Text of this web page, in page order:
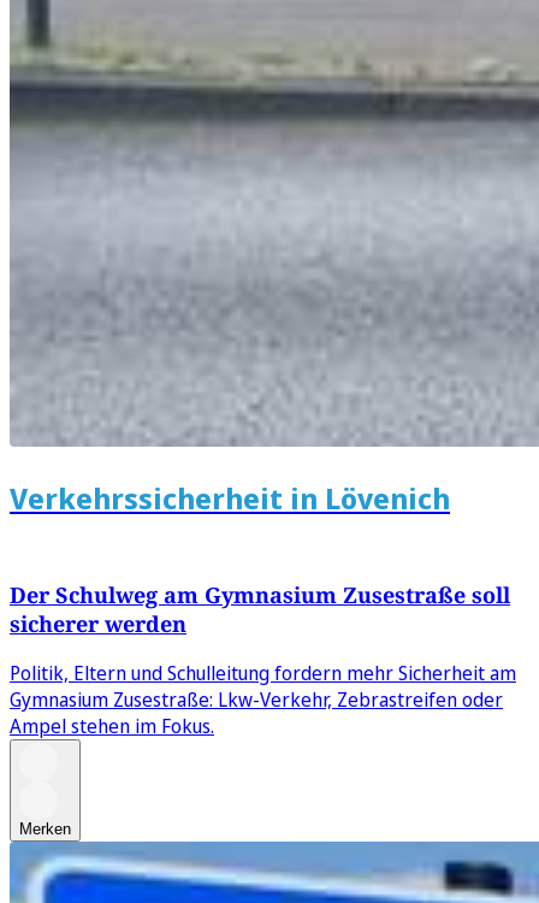
Verkehrssicherheit in Lövenich
Der Schulweg am Gymnasium Zusestraße soll
sicherer werden
Politik, Eltern und Schulleitung fordern mehr Sicherheit am
Gymnasium Zusestraße: Lkw-Verkehr, Zebrastreifen oder
Ampel stehen im Fokus.
Merken